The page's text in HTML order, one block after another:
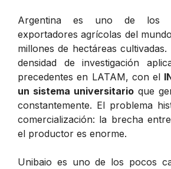
Argentina es uno de los
exportadores agrícolas del
millones de hectáreas
densidad de investigación
precedentes en LATAM, con el
un sistema universitario que
constantemente. El problema
comercialización: la brecha
el productor es enorme.
Unibaio es uno de los pocos